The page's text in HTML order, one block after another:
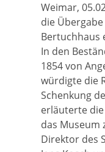
Weimar,
die
Bertuchhaus
In den
1854 von
würdigte die
Schenkung
erläuterte
das Museum
Direktor des